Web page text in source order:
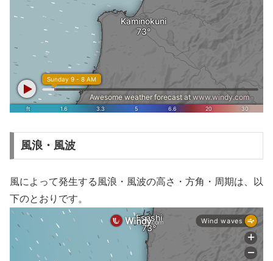
風浪・風波
風によって発生する風浪・風波の高さ・方角・周期は、以
下のとおりです。